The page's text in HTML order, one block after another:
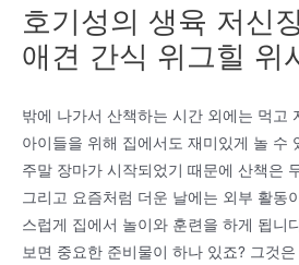
호기성의 생육 저신
애견 간식 위그힐 위
밖에 나가서 산책하는 시간 외에는 먹고
아이들을 위해 집에서도 재미있게 놀 수
주말 장마가 시작되었기 때문에 산책은
그리고 요즘처럼 더운 날에는 외부 활동
스럽게 집에서 놀이와 훈련을 하게 됩니
보면 중요한 준비물이 하나 있죠? 그것